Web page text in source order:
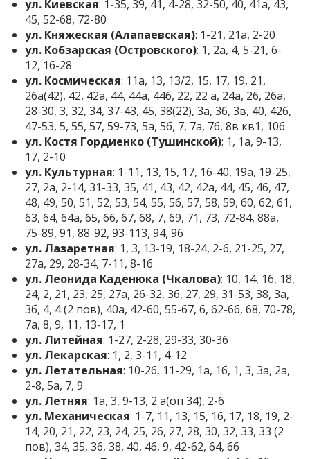
ул. Киевская: 1-35, 39, 41, 4-28, 32-50, 40, 41а, 43,
45, 52-68, 72-80
ул. Княжеская (Алапаевская): 1-21, 21а, 2-20
ул. Кобзарская (Островского): 1, 2а, 4, 5-21, 6-
12, 16-28
ул. Космическая: 11а, 13, 13/2, 15, 17, 19, 21,
26а(42), 42, 42а, 44, 44а, 44б, 22, 22 а, 24а, 26, 26а,
28-30, 3, 32, 34, 37-43, 45, 38(22), 3а, 3б, 3в, 40, 42б,
47-53, 5, 55, 57, 59-73, 5а, 5б, 7, 7а, 7б, 8в кв1, 10б
ул. Костя Гордиенко (Тушинской): 1, 1а, 9-13,
17, 2-10
ул. Культурная: 1-11, 13, 15, 17, 16-40, 19а, 19-25,
27, 2а, 2-14, 31-33, 35, 41, 43, 42, 42а, 44, 45, 46, 47,
48, 49, 50, 51, 52, 53, 54, 55, 56, 57, 58, 59, 60, 62, 61,
63, 64, 64а, 65, 66, 67, 68, 7, 69, 71, 73, 72-84, 88а,
75-89, 91, 88-92, 93-113, 94, 96
ул. Лазаретная: 1, 3, 13-19, 18-24, 2-6, 21-25, 27,
27а, 29, 28-34, 7-11, 8-16
ул. Леонида Каденюка (Чкалова): 10, 14, 16, 18,
24, 2, 21, 23, 25, 27а, 26-32, 36, 27, 29, 31-53, 38, 3а,
3б, 4, 4 (2 пов), 40а, 42-60, 55-67, 6, 62-66, 68, 70-78,
7а, 8, 9, 11, 13-17, 1
ул. Литейная: 1-27, 2-28, 29-33, 30-36
ул. Лекарская: 1, 2, 3-11, 4-12
ул. Летательная: 10-26, 11-29, 1а, 1б, 1, 3, 3а, 2а,
2-8, 5а, 7, 9
ул. Летняя: 1а, 3, 9-13, 2 а(оп 34), 2-6
ул. Механическая: 1-7, 11, 13, 15, 16, 17, 18, 19, 2-
14, 20, 21, 22, 23, 24, 25, 26, 27, 28, 30, 32, 33, 33 (2
пов), 34, 35, 36, 38, 40, 46, 9, 42-62, 64, 66